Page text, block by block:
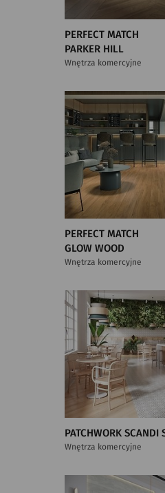
PERFECT MATCH
PARKER HILL
Wnętrza komercyjne
PERFECT MATCH
GLOW WOOD
Wnętrza komercyjne
PATCHWORK SCANDI
Wnętrza komercyjne